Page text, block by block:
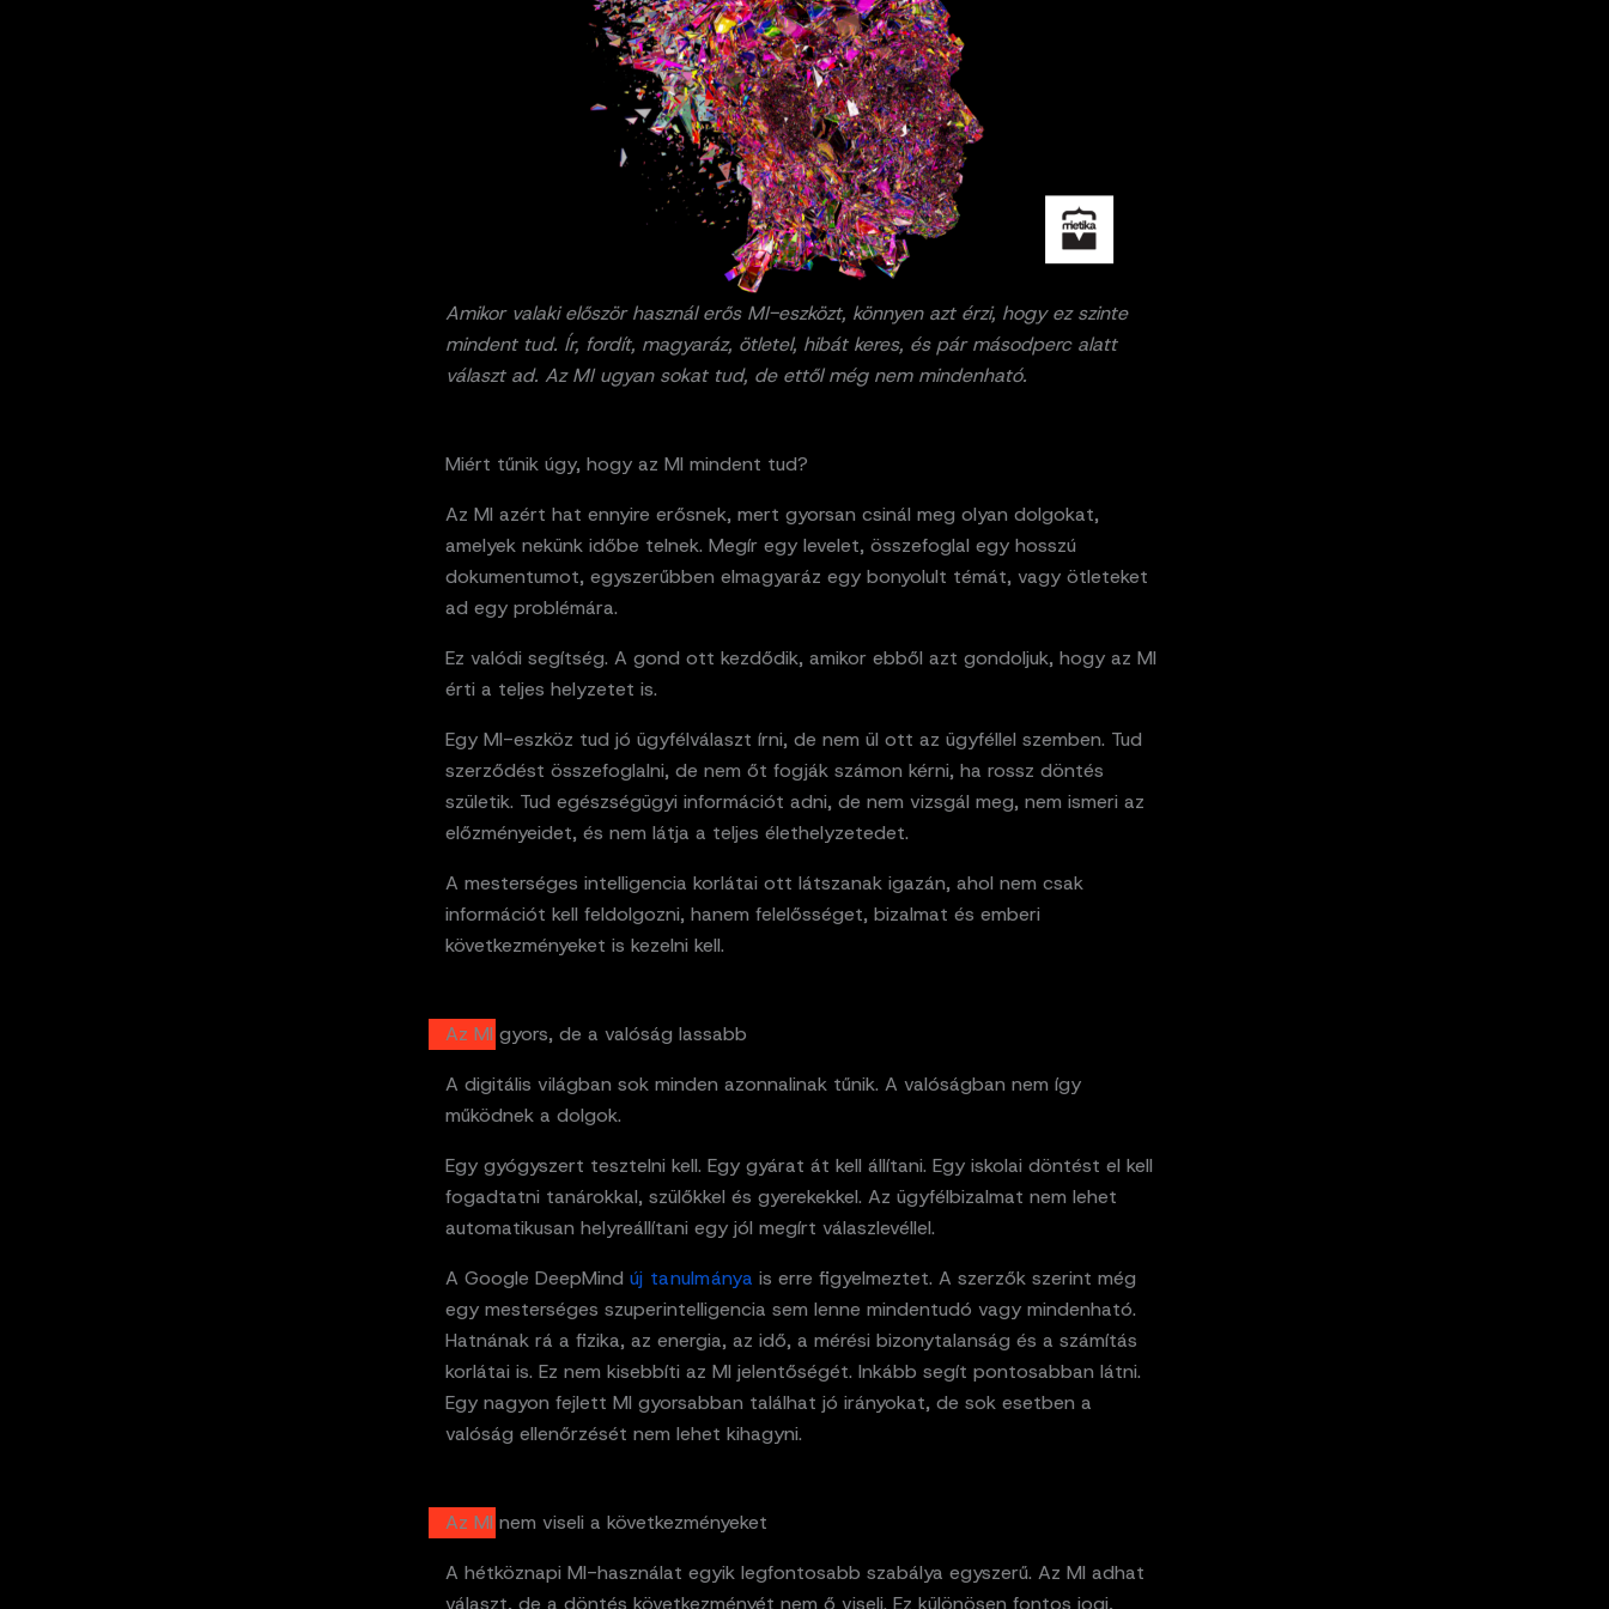
Amikor valaki először használ erős MI-eszközt, könnyen azt érzi, hogy ez szinte
mindent tud. Ír, fordít, magyaráz, ötletel, hibát keres, és pár másodperc alatt
választ ad. Az MI ugyan sokat tud, de ettől még nem mindenható.
Miért tűnik úgy, hogy az MI mindent tud?
Az MI azért hat ennyire erősnek, mert gyorsan csinál meg olyan dolgokat,
amelyek nekünk időbe telnek. Megír egy levelet, összefoglal egy hosszú
dokumentumot, egyszerűbben elmagyaráz egy bonyolult témát, vagy ötleteket
ad egy problémára.
Ez valódi segítség. A gond ott kezdődik, amikor ebből azt gondoljuk, hogy az MI
érti a teljes helyzetet is.
Egy MI-eszköz tud jó ügyfélválaszt írni, de nem ül ott az ügyféllel szemben. Tud
szerződést összefoglalni, de nem őt fogják számon kérni, ha rossz döntés
születik. Tud egészségügyi információt adni, de nem vizsgál meg, nem ismeri az
előzményeidet, és nem látja a teljes élethelyzetedet.
A mesterséges intelligencia korlátai ott látszanak igazán, ahol nem csak
információt kell feldolgozni, hanem felelősséget, bizalmat és emberi
következményeket is kezelni kell.
Az MI gyors, de a valóság lassabb
A digitális világban sok minden azonnalinak tűnik. A valóságban nem így
működnek a dolgok.
Egy gyógyszert tesztelni kell. Egy gyárat át kell állítani. Egy iskolai döntést el kell
fogadtatni tanárokkal, szülőkkel és gyerekekkel. Az ügyfélbizalmat nem lehet
automatikusan helyreállítani egy jól megírt válaszlevéllel.
A Google DeepMind új tanulmánya is erre figyelmeztet. A szerzők szerint még
egy mesterséges szuperintelligencia sem lenne mindentudó vagy mindenható.
Hatnának rá a fizika, az energia, az idő, a mérési bizonytalanság és a számítás
korlátai is. Ez nem kisebbíti az MI jelentőségét. Inkább segít pontosabban látni.
Egy nagyon fejlett MI gyorsabban találhat jó irányokat, de sok esetben a
valóság ellenőrzését nem lehet kihagyni.
Az MI nem viseli a következményeket
A hétköznapi MI-használat egyik legfontosabb szabálya egyszerű. Az MI adhat
választ, de a döntés következményét nem ő viseli. Ez különösen fontos jogi,